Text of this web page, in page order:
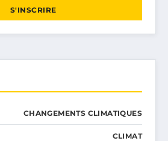
S'INSCRIRE
CHANGEMENTS CLIMATIQUES
CLIMAT